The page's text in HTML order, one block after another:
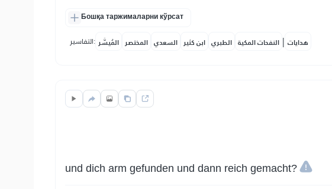
Бошқа таржималарни кўрсат
التفاسير: المُيسَّر المختصر السعدي ابن كثير الطبري النفحات المكية | هدايات
und dich arm gefunden und dann reich gemacht?